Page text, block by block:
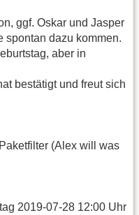
ggf. Oskar und Jasper
spontan dazu kommen.
aber in
bestätigt und freut sich
(Alex will was
2019-07-28 12:00 Uhr